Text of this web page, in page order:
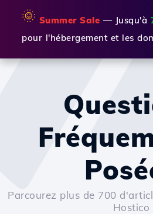
🌞 Summer Sale — Jusqu'à
pour l'hébergement et les
Parcourez plus de 700
Hostico